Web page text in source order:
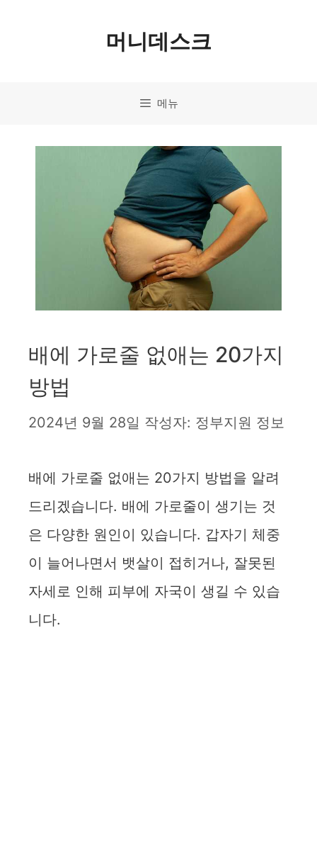
머니데스크
메뉴
배에 가로줄 없애는 20가지
방법
2024년 9월 28일 작성자: 정부지원 정보
배에 가로줄 없애는 20가지 방법을 알려
드리겠습니다. 배에 가로줄이 생기는 것
은 다양한 원인이 있습니다. 갑자기 체중
이 늘어나면서 뱃살이 접히거나, 잘못된
자세로 인해 피부에 자국이 생길 수 있습
니다.